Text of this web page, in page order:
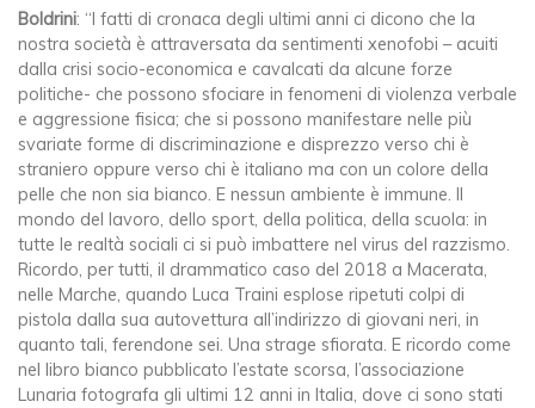
Boldrini: “I fatti di cronaca degli ultimi anni ci dicono che la
nostra società è attraversata da sentimenti xenofobi – acuiti
dalla crisi socio-economica e cavalcati da alcune forze
politiche- che possono sfociare in fenomeni di violenza verbale
e aggressione fisica; che si possono manifestare nelle più
svariate forme di discriminazione e disprezzo verso chi è
straniero oppure verso chi è italiano ma con un colore della
pelle che non sia bianco. E nessun ambiente è immune. Il
mondo del lavoro, dello sport, della politica, della scuola: in
tutte le realtà sociali ci si può imbattere nel virus del razzismo.
Ricordo, per tutti, il drammatico caso del 2018 a Macerata,
nelle Marche, quando Luca Traini esplose ripetuti colpi di
pistola dalla sua autovettura all’indirizzo di giovani neri, in
quanto tali, ferendone sei. Una strage sfiorata. E ricordo come
nel libro bianco pubblicato l’estate scorsa, l’associazione
Lunaria fotografa gli ultimi 12 anni in Italia, dove ci sono stati